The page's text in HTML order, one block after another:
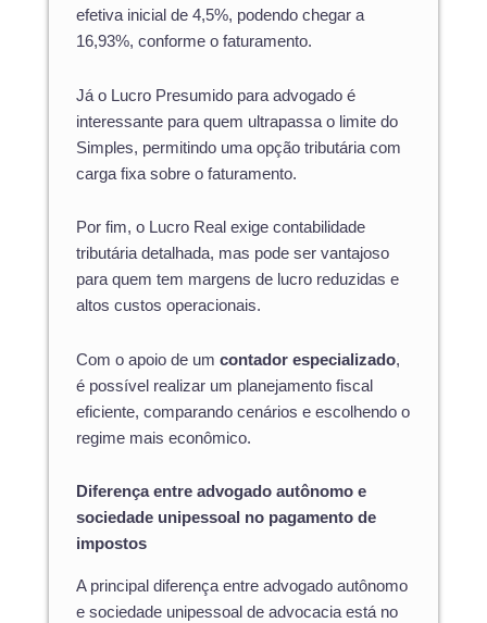
efetiva inicial de 4,5%, podendo chegar a
16,93%, conforme o faturamento.
Já o Lucro Presumido para advogado é
interessante para quem ultrapassa o limite do
Simples, permitindo uma opção tributária com
carga fixa sobre o faturamento.
Por fim, o Lucro Real exige contabilidade
tributária detalhada, mas pode ser vantajoso
para quem tem margens de lucro reduzidas e
altos custos operacionais.
Com o apoio de um contador especializado,
é possível realizar um planejamento fiscal
eficiente, comparando cenários e escolhendo o
regime mais econômico.
Diferença entre advogado autônomo e
sociedade unipessoal no pagamento de
impostos
A principal diferença entre advogado autônomo
e sociedade unipessoal de advocacia está no